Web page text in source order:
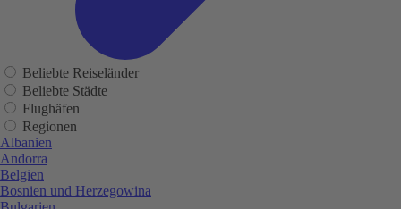
Beliebte Reiseländer
Beliebte Städte
Flughäfen
Regionen
Albanien
Andorra
Belgien
Bosnien und Herzegowina